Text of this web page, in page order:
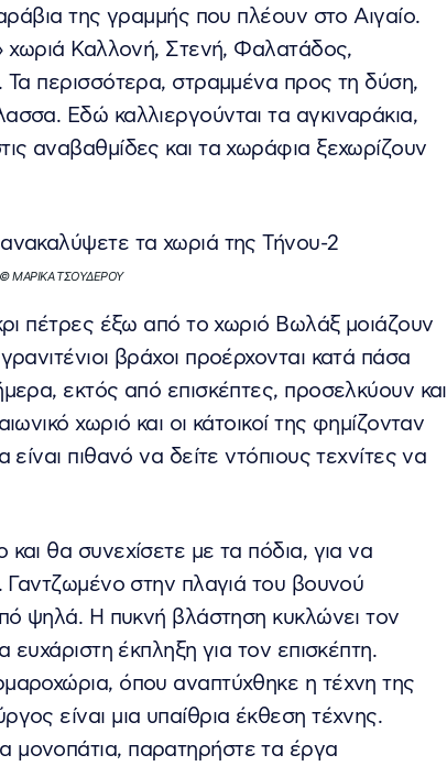
της γραμμής που πλέουν στο Αιγαίο.
χωριά Καλλονή, Στενή, Φαλατάδος,
περισσότερα, στραμμένα προς τη δύση,
Εδώ καλλιεργούνται τα αγκιναράκια,
αναβαθμίδες και τα χωράφια ξεχωρίζουν
© ΜΑΡΙΚΑ ΤΣΟΥΔΕΡΟΥ
πέτρες έξω από το χωριό Βωλάξ μοιάζουν
βράχοι προέρχονται κατά πάσα
εκτός από επισκέπτες, προσελκύουν και
χωριό και οι κάτοικοί της φημίζονταν
πιθανό να δείτε ντόπιους τεχνίτες να
θα συνεχίσετε με τα πόδια, για να
Γαντζωμένο στην πλαγιά του βουνού
ψηλά. Η πυκνή βλάστηση κυκλώνει τον
ευχάριστη έκπληξη για τον επισκέπτη.
όπου αναπτύχθηκε η τέχνη της
είναι μια υπαίθρια έκθεση τέχνης.
μονοπάτια, παρατηρήστε τα έργα